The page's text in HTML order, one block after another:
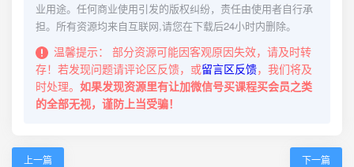
业用途。任何商业使用引发的版权纠纷，责任由使用者自行承
担。所有资源均来自互联网,请您在下载后24小时内删除。
温馨提示：
部分资源可能因客观原因失效，请及时转
存！若发现问题请评论区反馈，或留言区反馈，我们将及
时处理。 如果发现资源里有让加微信号买课程买会员之类
的全部无视，谨防上当受骗！
上一篇 下一篇